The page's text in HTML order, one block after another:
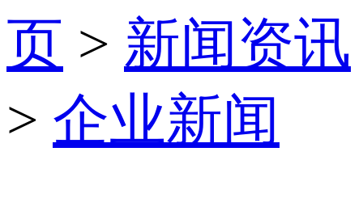
页 > 新闻资讯
> 企业新闻